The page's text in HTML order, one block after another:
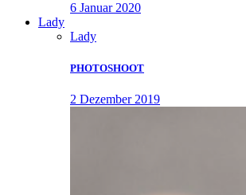
6 Januar 2020
Lady
Lady
PHOTOSHOOT
2 Dezember 2019